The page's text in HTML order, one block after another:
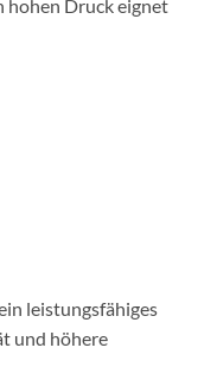
hohen Druck eignet
leistungsfähiges
und höhere